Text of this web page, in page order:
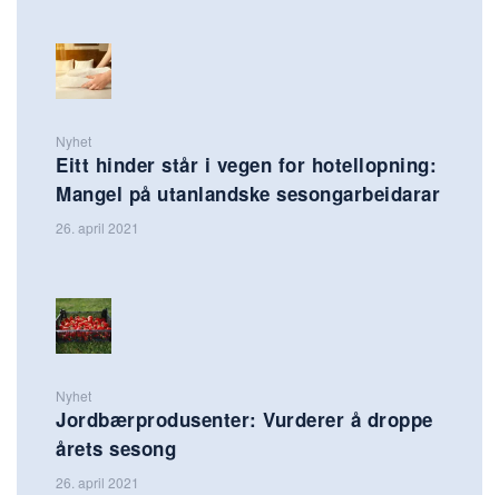
Nyhet
Eitt hinder står i vegen for hotellopning:
Mangel på utanlandske sesongarbeidarar
26. april 2021
Nyhet
Jordbærprodusenter: Vurderer å droppe
årets sesong
26. april 2021